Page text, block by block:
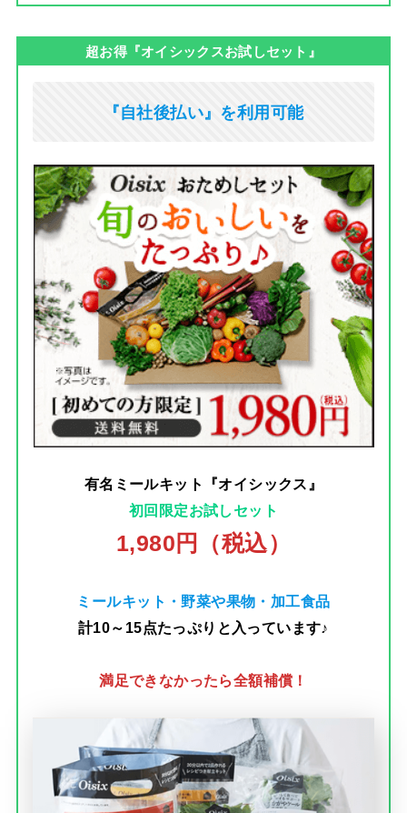
超お得『オイシックスお試しセット』
『自社後払い』を利用可能
有名ミールキット『オイシックス』
初回限定お試しセット
1,980円（税込）
ミールキット・野菜や果物・加工食品
計10～15点たっぷりと入っています♪
満足できなかったら全額補償！